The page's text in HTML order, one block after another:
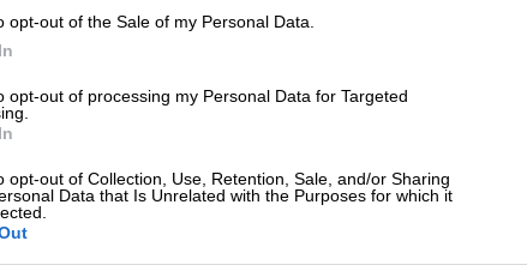
opt-out of the Sale of my Personal Data.
opt-out of processing my Personal Data for Targeted
opt-out of Collection, Use, Retention, Sale, and/or Sharing
Data that Is Unrelated with the Purposes for which it
από τη χώρα, για μία καλύτερη μέρα, ο
διαφορετική εικόνα,
δε χωράει στη χώρακαι φτάνει
Και ότι όλος ο κόσμος παρακολουθεί τις
σπουδαία και σημαντική.